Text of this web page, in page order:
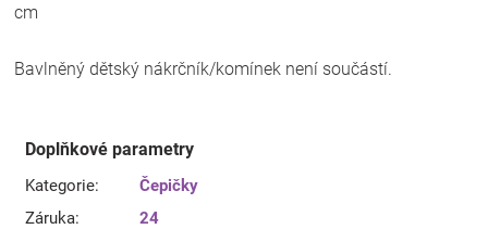
cm
Bavlněný dětský nákrčník/komínek není součástí.
Doplňkové parametry
Kategorie:
Čepičky
Záruka:
24